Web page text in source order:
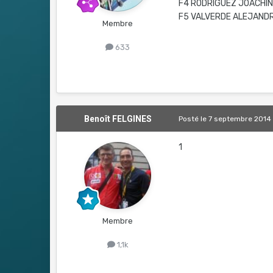
Membre
633
F4 RODRIGUEZ JOACHIN
F5 VALVERDE
Benoît FELGINES
Membre
1,1k
Postéle 7 septembre 2014
1